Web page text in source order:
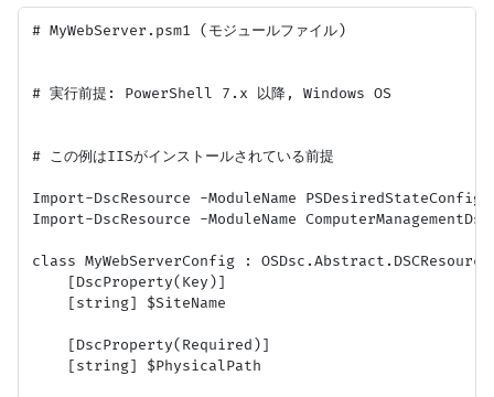
# MyWebServer.psm1 (モジュールファイル)
# 実行前提: PowerShell 7.x 以降, Windows OS
# この例はIISがインストールされている前提
Import-DscResource -ModuleName
Import-DscResource -ModuleName
class MyWebServerConfig :
    [DscProperty(Key)]
    [string] $SiteName
    [DscProperty(Required)]
    [string] $PhysicalPath